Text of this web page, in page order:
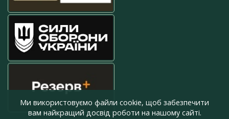
Ми використовуємо файли cookie, щоб забезпечити
вам найкращий досвід роботи на нашому сайті.